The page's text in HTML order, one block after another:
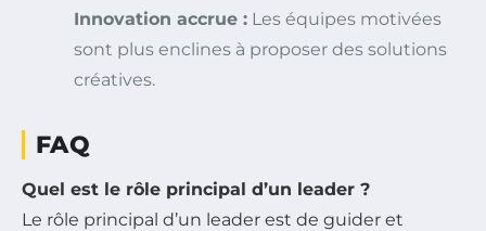
Innovation accrue : Les équipes motivées
sont plus enclines à proposer des solutions
créatives.
FAQ
Quel est le rôle principal d’un leader ?
Le rôle principal d’un leader est de guider et